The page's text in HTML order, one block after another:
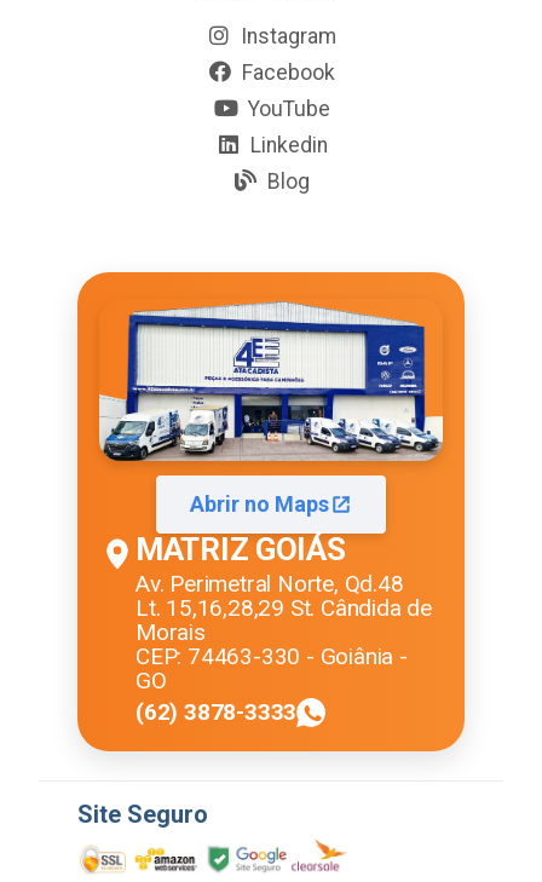
Instagram
Facebook
YouTube
Linkedin
Blog
Abrir no Maps
MATRIZ GOIÁS
Av. Perimetral Norte, Qd.48
Lt. 15,16,28,29 St. Cândida de
Morais
CEP: 74463-330 - Goiânia -
GO
(62) 3878-3333
Site Seguro